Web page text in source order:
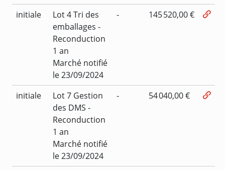
initiale
Lot 4 Tri des
emballages -
Reconduction
1 an
Marché notifié
le 23/09/2024
- 145 520,00 €
initiale
Lot 7 Gestion
des DMS -
Reconduction
1 an
Marché notifié
le 23/09/2024
- 54 040,00 €